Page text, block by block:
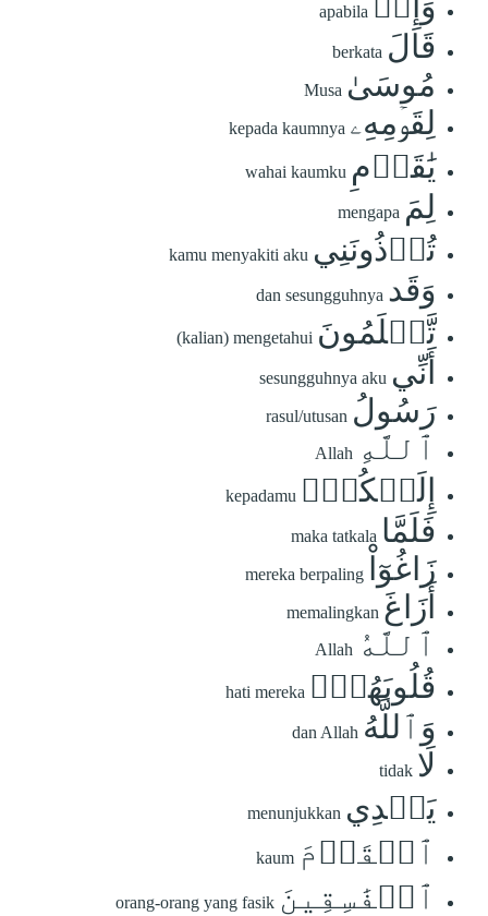
apabila
قَالَ berkata
مُوسَىٰ Musa
لِقَوۡمِهِۦ kepada kaumnya
يَٰقَوۡمِ wahai kaumku
لِمَ mengapa
تُؤۡذُونَنِي kamu menyakiti aku
وَقَد dan sesungguhnya
تَّعۡلَمُونَ (kalian) mengetahui
أَنِّي sesungguhnya aku
رَسُولُ rasul/utusan
ٱللَّهِ Allah
إِلَيۡكُمۡۖ kepadamu
فَلَمَّا maka tatkala
زَاغُوٓاْ mereka berpaling
أَزَاغَ memalingkan
ٱللَّهُ Allah
قُلُوبَهُمۡۚ hati mereka
وَٱللَّهُ dan Allah
لَا tidak
يَهۡدِي menunjukkan
ٱلۡقَوۡمَ kaum
ٱلۡفَٰسِقِينَ orang-orang yang fasik